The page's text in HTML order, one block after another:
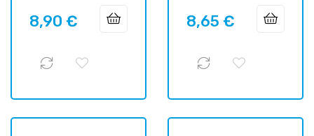
Prix
8,90 € Prix
8,65 €